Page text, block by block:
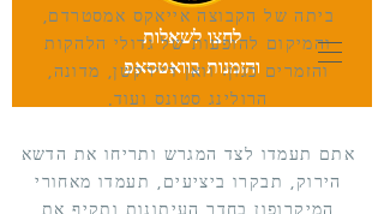
לחצו לשאלות
והזמנות בוואטסאפ
ביתה של הקבוצה אייאקס אמסטרדם,
והמיקום להופעות של גדולי הלהקות
והזמרים כגון: וואן דיירקשן, מדונה,
הרולינג סטונס ועוד.
אתם תעמדו לצד המגרש ותריחו את הדשא
הירוק, תבקרו ביציעים, תעמדו מאחורי
המיקרופון בחדר העיתונות ותקיף את